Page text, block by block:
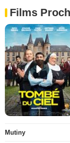
Films
Mutiny